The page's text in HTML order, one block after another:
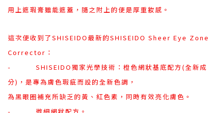
用上遮瑕膏雖能遮蓋，隨之附上的便是厚重妝感。
這次便收到了SHISEIDO最新的SHISEIDO Sheer Eye Zone
Corrector：
- SHISEIDO獨家光學技術：橙色網狀基底配方(全新成
分)，是專為膚色瑕疵而設的全新色調，
為黑眼圈補充所缺乏的黃、紅色素，同時有效亮化膚色。